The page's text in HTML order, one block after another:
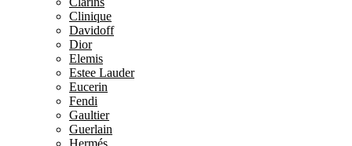
Clinique
Davidoff
Dior
Elemis
Estee Lauder
Eucerin
Fendi
Gaultier
Guerlain
Hermés